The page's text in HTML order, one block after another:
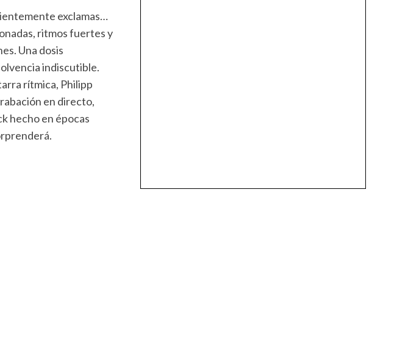
exclamas…
ritmos fuertes y
Una dosis
indiscutible.
rítmica, Philipp
en directo,
hecho en épocas